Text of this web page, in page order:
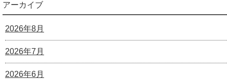
アーカイブ
2026年8月
2026年7月
2026年6月